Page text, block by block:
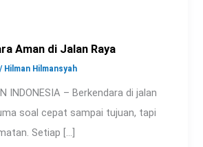
Aman di Jalan Raya
/ Hilman Hilmansyah
INDONESIA – Berkendara di jalan
soal cepat sampai tujuan, tapi
Setiap […]